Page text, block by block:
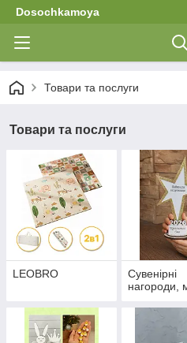
Dosochkamoya
Товари та послуги
Товари та послуги
LEOBRO
Сувенірні
нагороди,